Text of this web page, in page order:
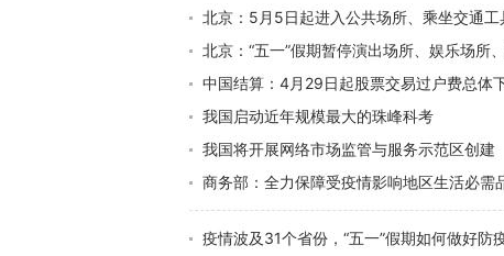
北京：5月5日起进入公共场所、乘坐交通
北京：“五一”假期暂停演出场所、娱乐场所
中国结算：4月29日起股票交易过户费总体
我国启动近年规模最大的珠峰科考
我国将开展网络市场监管与服务示范区创建
商务部：全力保障受疫情影响地区生活必需
疫情波及31个省份，“五一”假期如何做好防